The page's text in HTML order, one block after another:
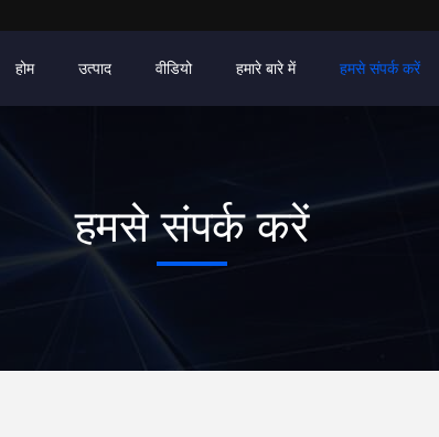
होम उत्पाद वीडियो हमारे बारे में हमसे संपर्क करें
हमसे संपर्क करें